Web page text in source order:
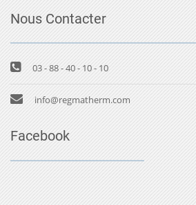
Nous Contacter
03 - 88 - 40 - 10 - 10
info@regmatherm.com
Facebook